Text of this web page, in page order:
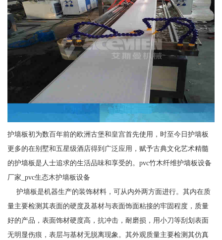
护墙板初为数百年前的欧洲古堡和皇宫首先使用，时至今日护墙板
更多的在别墅和五星级酒店得到广泛应用，赋予古典文化艺术精髓
的护墙板是人士追求的生活品味和享受的。pvc竹木纤维护墙板设备
厂家_pvc生态木护墙板设备
护墙板是机器生产的装饰材料，可从内外两方面进行。其内在质
量主要检测其表面的硬度及基材与表面饰面粘接的牢固程度，质量
好的产品，表面饰材硬度高，抗冲击，耐磨损，用小刀等刮划表面
无明显伤痕，表层与基材无脱离现象。其外观质量主要检测其仿真